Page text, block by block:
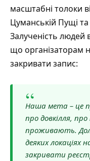
масштабні толоки
Цуманській Пущі
Залученість людей
що організаторам
закривати запис:
“
Наша мета – це
про довкілля,
проживають.
деяких локаціях
закривати